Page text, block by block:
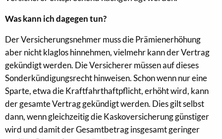
Was kann ich dagegen tun?
Der Versicherungsnehmer muss die Prämienerhöhung
aber nicht klaglos hinnehmen, vielmehr kann der Vertrag
gekündigt werden. Die Versicherer müssen auf dieses
Sonderkündigungsrecht hinweisen. Schon wenn nur eine
Sparte, etwa die Kraftfahrthaftpflicht, erhöht wird, kann
der gesamte Vertrag gekündigt werden. Dies gilt selbst
dann, wenn gleichzeitig die Kaskoversicherung günstiger
wird und damit der Gesamtbetrag insgesamt geringer